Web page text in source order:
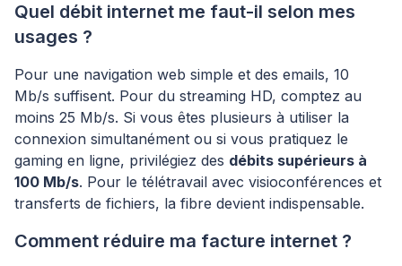
Quel débit internet me faut-il selon mes
usages ?
Pour une navigation web simple et des emails, 10
Mb/s suffisent. Pour du streaming HD, comptez au
moins 25 Mb/s. Si vous êtes plusieurs à utiliser la
connexion simultanément ou si vous pratiquez le
gaming en ligne, privilégiez des débits supérieurs à
100 Mb/s. Pour le télétravail avec visioconférences et
transferts de fichiers, la fibre devient indispensable.
Comment réduire ma facture internet ?